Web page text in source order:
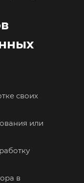
своих
или
в